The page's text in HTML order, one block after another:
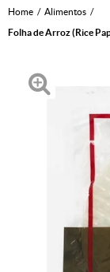
Home
Alimentos
Folha de Arroz (Rice